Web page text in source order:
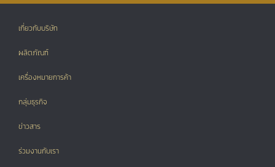
เกี่ยวกับบริษัท
ผลิตภัณฑ์
เครื่องหมายการค้า
กลุ่มธุรกิจ
ข่าวสาร
ร่วมงานกับเรา